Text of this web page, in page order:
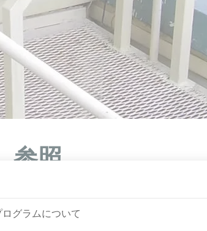
参照
ログラムについて